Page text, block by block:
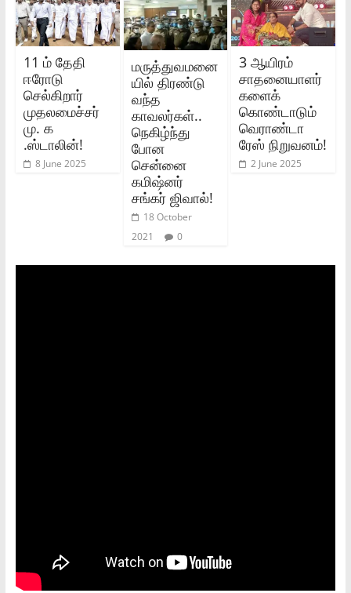
11 ம் தேதி
ஈரோடு
செல்கிறார்
முதலமைச்சர்
மு. க
.ஸ்டாலின்!
8 June 2025
மருத்துவமனை
யில் திரண்டு
வந்த
காவலர்கள்..
நெகிழ்ந்து
போன
சென்னை
கமிஷ்னர்
சங்கர் ஜிவால்!
18 October
2021
0
3 ஆயிரம்
சாதனையாளர்
களைக்
கொண்டாடும்
வெராண்டா
ரேஸ் நிறுவனம்!
2 June 2025